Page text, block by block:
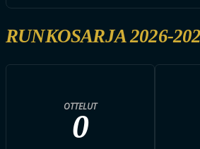
RUNKOSARJA 2026-
OTTELUT
0